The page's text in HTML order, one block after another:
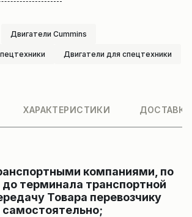
Двигатели Cummins
Двигатели для спецтехники
ХАРАКТЕРИСТИКИ
компаниями, по
до терминала транспортной
Товара перевозчику